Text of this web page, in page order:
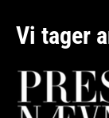
Vi tager